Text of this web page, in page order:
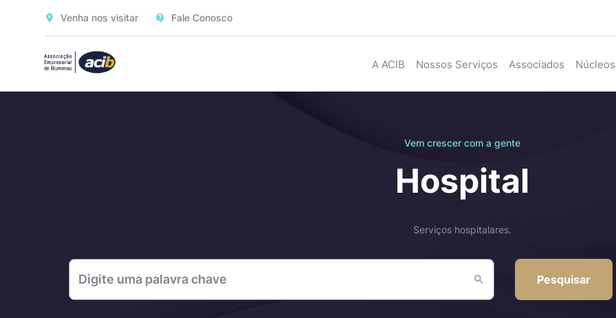
Venha nos visitar Fale Conosco
A ACIB Nossos Serviços Associados Núcleos
Vem crescer com a gente
Hospital
Serviços hospitalares.
Pesquisar